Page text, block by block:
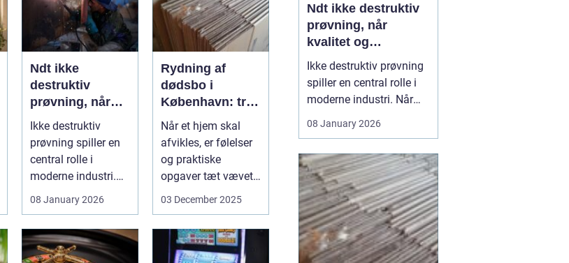
Ndt ikke
destruktiv
prøvning, når
kvalitet og
sikkerhed er
afgørende
Ikke destruktiv
prøvning spiller en
central rolle i
moderne industri.
trykbærende u...
08 January 2026
Rydning af
dødsbo i
København: tryg
proces og
respekt for boet
Når et hjem skal
afvikles, er følelser
og praktiske
opgaver tæt vævet
samme...
03 December 2025
Ndt ikke destruktiv
prøvning, når
kvalitet og
sikkerhed er
afgørende
Ikke destruktiv prøvning
spiller en central rolle i
moderne industri. Når
udstyr, tanke eller
kontrolleres, skal det ske
uden at ødelægge
emnet. Her kommerN...
08 January 2026